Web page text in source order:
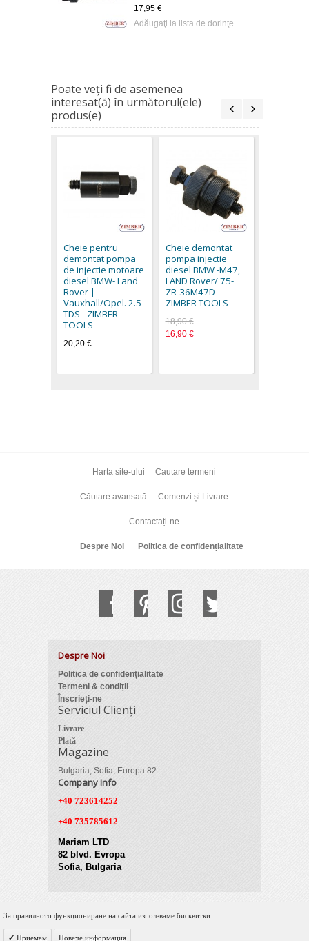
17,95 €
Adăugaţi la lista de dorinţe
Poate veţi fi de asemenea
interesat(ă) în următorul(ele)
produs(e)
Cheie pentru
demontat pompa
de injectie motoare
diesel BMW- Land
Rover |
Vauxhall/Opel. 2.5
TDS - ZIMBER-
TOOLS
20,20 €
Cheie demontat
pompa injectie
diesel BMW -M47,
LAND Rover/ 75-
ZR-36M47D-
ZIMBER TOOLS
18,90 €
16,90 €
Harta site-ului Cautare termeni
Căutare avansată Comenzi și Livrare
Contactați-ne
Despre Noi Politica de confidențialitate
Despre Noi
Politica de confidențialitate
Termeni & condiții
Înscrieți-ne
Serviciul Clienți
Livrare
Plată
Magazine
Bulgaria, Sofia, Europa 82
Company Info
+40 723614252
+40 735785612
Mariam LTD
82 blvd. Evropa
Sofia, Bulgaria
© 2012 Zimber Tools. All Rights Reserved.
За правилното функциониране на сайта използваме бисквитки.
Приемам Повече информация